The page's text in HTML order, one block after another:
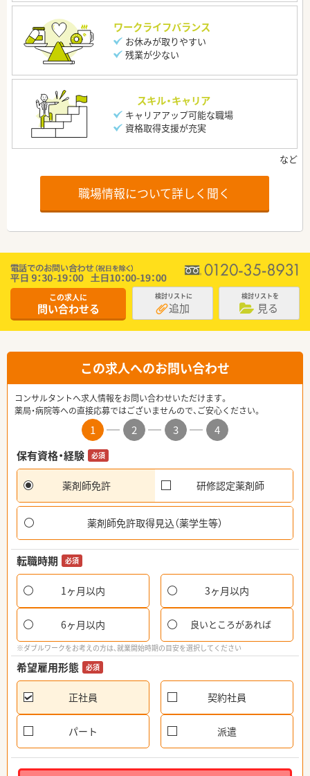
ワークライフバランス
お休みが取りやすい
残業が少ない
スキル・キャリア
キャリアアップ可能な職場
資格取得支援が充実
職場情報について詳しく聞く
この求人に
問い合わせる
検討リストに
追加
検討リストを
見る
この求人へのお問い合わせ
コンサルタントへ求人情報をお問い合わせいただけます。
薬局・病院等への直接応募ではございませんので、ご安心ください。
1 2 3
4
保有資格・経験
必須
薬剤師免許 研修認定薬剤師
薬剤師免許取得見込（薬学生等）
転職時期 必須
1ヶ月以内 3ヶ月以内
6ヶ月以内 良いところがあれば
※ダブルワークをお考えの方は、就業開始時期の目安を選択してください
希望雇用形態 必須
正社員 契約社員
パート 派遣